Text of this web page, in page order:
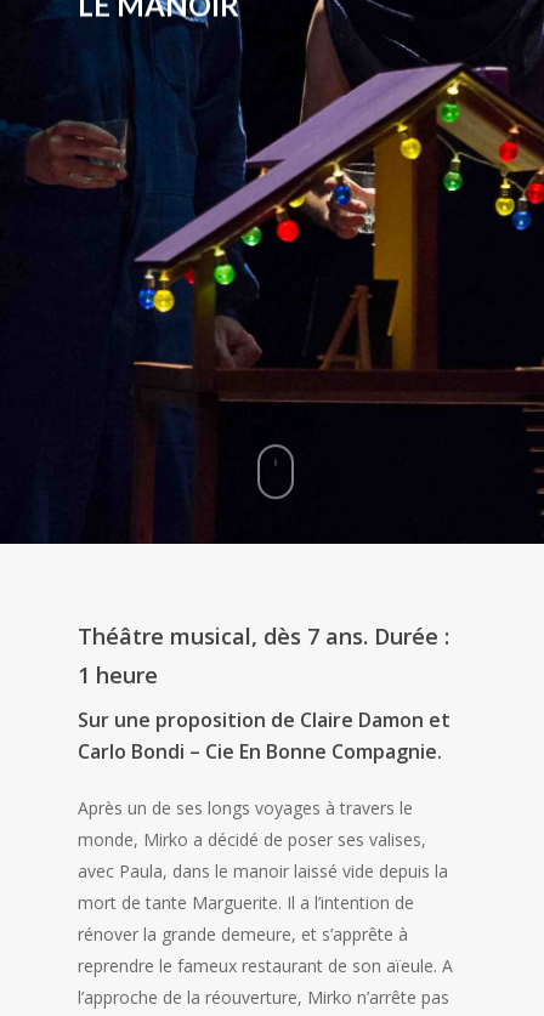
Théâtre musical, dès 7 ans. Durée :
1 heure
Sur une proposition de Claire Damon et
Carlo Bondi – Cie En Bonne Compagnie.
Après un de ses longs voyages à travers le
monde, Mirko a décidé de poser ses valises,
avec Paula, dans le manoir laissé vide depuis la
mort de tante Marguerite. Il a l’intention de
rénover la grande demeure, et s’apprête à
reprendre le fameux restaurant de son aïeule. A
l’approche de la réouverture, Mirko n’arrête pas